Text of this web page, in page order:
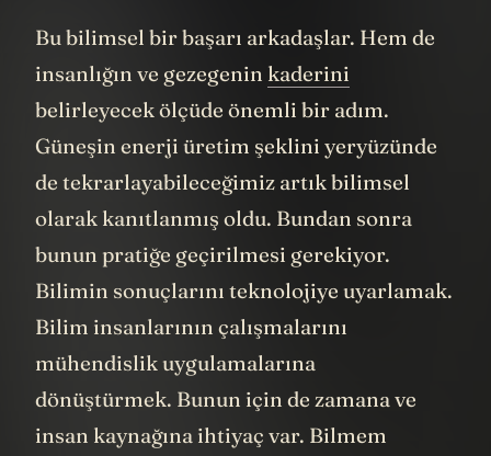
Bu bilimsel bir başarı arkadaşlar. Hem de
insanlığın ve gezegenin kaderini
belirleyecek ölçüde önemli bir adım.
Güneşin enerji üretim şeklini yeryüzünde
de tekrarlayabileceğimiz artık bilimsel
olarak kanıtlanmış oldu. Bundan sonra
bunun pratiğe geçirilmesi gerekiyor.
Bilimin sonuçlarını teknolojiye uyarlamak.
Bilim insanlarının çalışmalarını
mühendislik uygulamalarına
dönüştürmek. Bunun için de zamana ve
insan kaynağına ihtiyaç var. Bilmem